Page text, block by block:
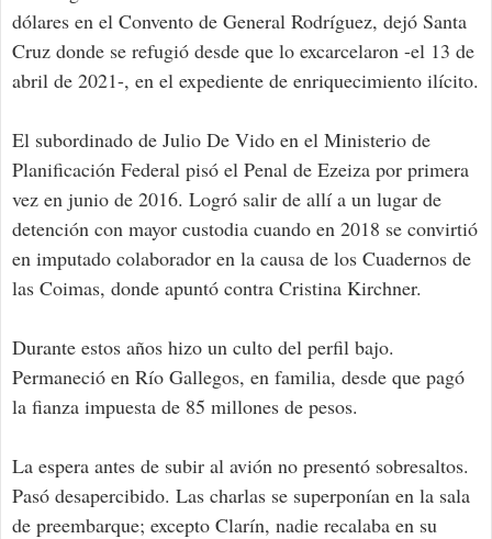
dólares en el Convento de General Rodríguez, dejó Santa
Cruz donde se refugió desde que lo excarcelaron -el 13 de
abril de 2021-, en el expediente de enriquecimiento ilícito.
El subordinado de Julio De Vido en el Ministerio de
Planificación Federal pisó el Penal de Ezeiza por primera
vez en junio de 2016. Logró salir de allí a un lugar de
detención con mayor custodia cuando en 2018 se convirtió
en imputado colaborador en la causa de los Cuadernos de
las Coimas, donde apuntó contra Cristina Kirchner.
Durante estos años hizo un culto del perfil bajo.
Permaneció en Río Gallegos, en familia, desde que pagó
la fianza impuesta de 85 millones de pesos.
La espera antes de subir al avión no presentó sobresaltos.
Pasó desapercibido. Las charlas se superponían en la sala
de preembarque; excepto Clarín, nadie recalaba en su